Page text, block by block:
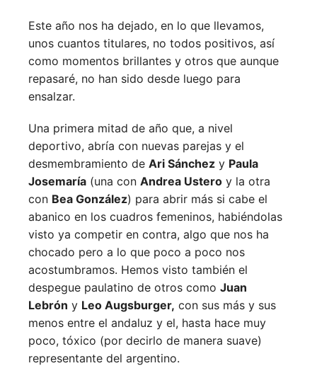
Este año nos ha dejado, en lo que llevamos,
unos cuantos titulares, no todos positivos, así
como momentos brillantes y otros que aunque
repasaré, no han sido desde luego para
ensalzar.
Una primera mitad de año que, a nivel
deportivo, abría con nuevas parejas y el
desmembramiento de Ari Sánchez y Paula
Josemaría (una con Andrea Ustero y la otra
con Bea González) para abrir más si cabe el
abanico en los cuadros femeninos, habiéndolas
visto ya competir en contra, algo que nos ha
chocado pero a lo que poco a poco nos
acostumbramos. Hemos visto también el
despegue paulatino de otros como Juan
Lebrón y Leo Augsburger, con sus más y sus
menos entre el andaluz y el, hasta hace muy
poco, tóxico (por decirlo de manera suave)
representante del argentino.